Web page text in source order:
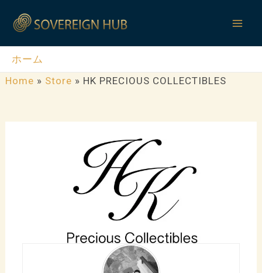
キ
ホーム
Home » Store » HK PRECIOUS COLLECTIBLES